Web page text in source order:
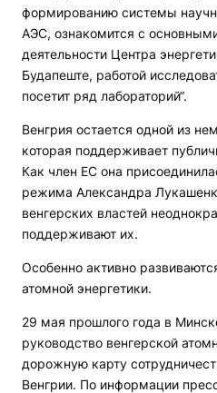
формированию системы
АЭС, ознакомится с
деятельности Центра
Будапеште, работой
посетит ряд лабораторий“.
Венгрия остается одной из
которая поддерживает
Как член ЕС она
режима Александра
венгерских властей
поддерживают их.
Особенно активно
атомной энергетики.
29 мая прошлого года в
руководство венгерской
дорожную карту
Венгрии. По информации